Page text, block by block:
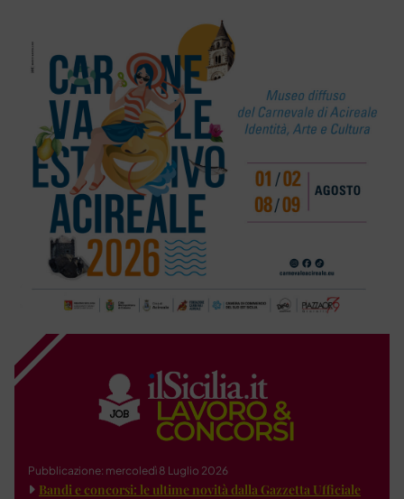
Pubblicazione: mercoledì 8 Luglio 2026
Bandi e concorsi: le ultime novità dalla Gazzetta Ufficiale